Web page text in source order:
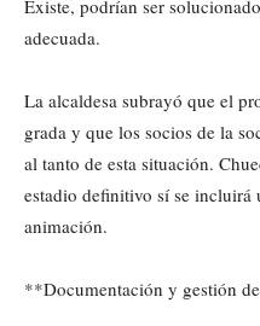
Existe, podrían ser
adecuada.
La alcaldesa subrayó que el
grada y que los socios de la
al tanto de esta situación.
estadio definitivo sí se incluirá
animación.
**Documentación y gestión